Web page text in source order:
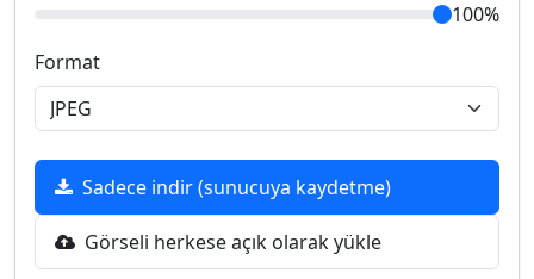
100%
Format
Sadece indir (sunucuya kaydetme)
Görseli herkese açık olarak yükle